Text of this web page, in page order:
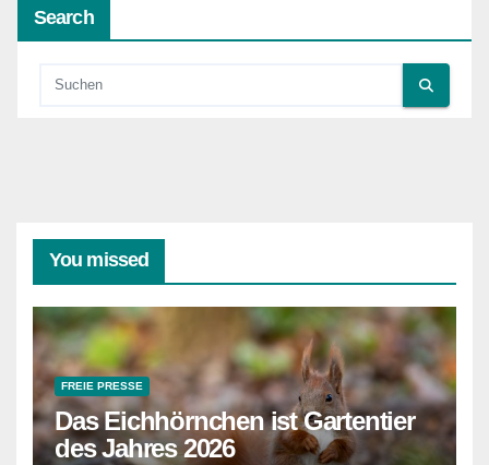
Search
You missed
FREIE PRESSE
Das Eichhörnchen ist Gartentier
des Jahres 2026